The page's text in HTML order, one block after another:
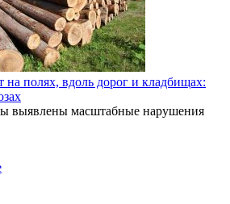
на полях, вдоль дорог и кладбищах:
выявлены масштабные нарушения